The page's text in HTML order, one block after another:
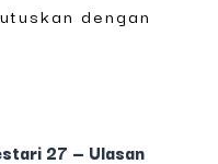
dengan
27 — Ulasan